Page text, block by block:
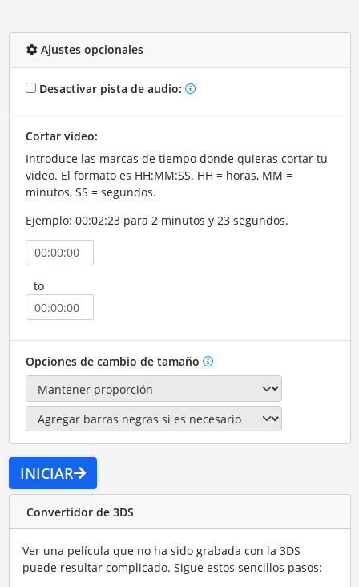
Ajustes opcionales
Desactivar pista de audio:
Cortar video:
Introduce las marcas de tiempo donde quieras cortar tu
video. El formato es HH:MM:SS. HH = horas, MM =
minutos, SS = segundos.
Ejemplo: 00:02:23 para 2 minutos y 23 segundos.
to
Opciones de cambio de tamaño
INICIAR
Convertidor de 3DS
Ver una película que no ha sido grabada con la 3DS
puede resultar complicado. Sigue estos sencillos pasos: